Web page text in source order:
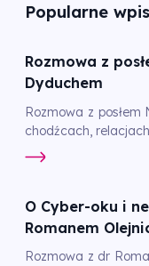
Popularne
Rozmowa z
Dyduchem
Rozmowa z
chodźcach,
O Cyber-oku i
Romanem
Rozmowa z dr